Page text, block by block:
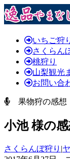
いちご狩
さくらん
桃狩り
山梨観光
お問い合
果物狩の感想
小池 様の
さくらんぼ狩り |